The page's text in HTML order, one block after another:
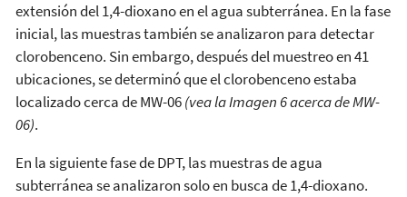
extensión del 1,4-dioxano en el agua subterránea. En la fase
inicial, las muestras también se analizaron para detectar
clorobenceno. Sin embargo, después del muestreo en 41
ubicaciones, se determinó que el clorobenceno estaba
localizado cerca de MW-06(vea la Imagen 6 acerca de MW-
06).
En la siguiente fase de DPT, las muestras de agua
subterránea se analizaron solo en busca de 1,4-dioxano.